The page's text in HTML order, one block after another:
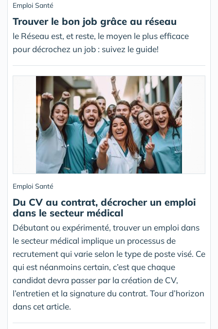
Emploi Santé
Trouver le bon job grâce au réseau
le Réseau est, et reste, le moyen le plus efficace
pour décrochez un job : suivez le guide!
Emploi Santé
Du CV au contrat, décrocher un emploi
dans le secteur médical
Débutant ou expérimenté, trouver un emploi dans
le secteur médical implique un processus de
recrutement qui varie selon le type de poste visé. Ce
qui est néanmoins certain, c’est que chaque
candidat devra passer par la création de CV,
l’entretien et la signature du contrat. Tour d’horizon
dans cet article.